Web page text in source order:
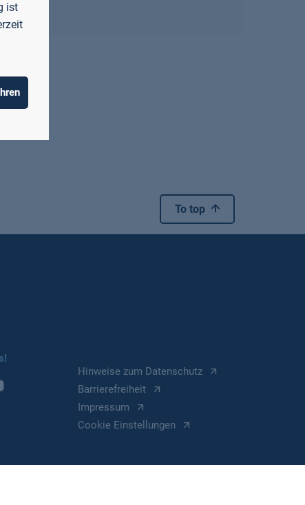
To top
Hinweise zum Datenschutz
Barrierefreiheit
Impressum
Cookie Einstellungen
ist